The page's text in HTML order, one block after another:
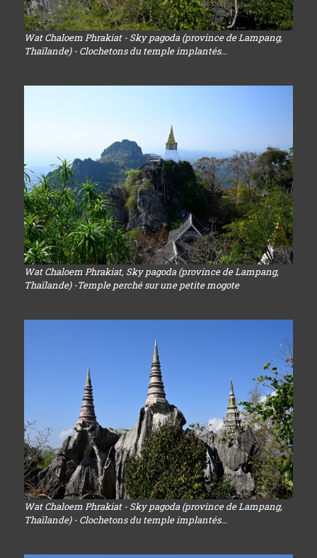
Wat Chaloem Phrakiat - Sky pagoda (province de Lampang,
Thaïlande) - Clochetons du temple implantés...
Wat Chaloem Phrakiat, Sky pagoda (province de Lampang,
Thaïlande) -Temple perché sur une petite mogote
Wat Chaloem Phrakiat - Sky pagoda (province de Lampang,
Thaïlande) - Clochetons du temple implantés...